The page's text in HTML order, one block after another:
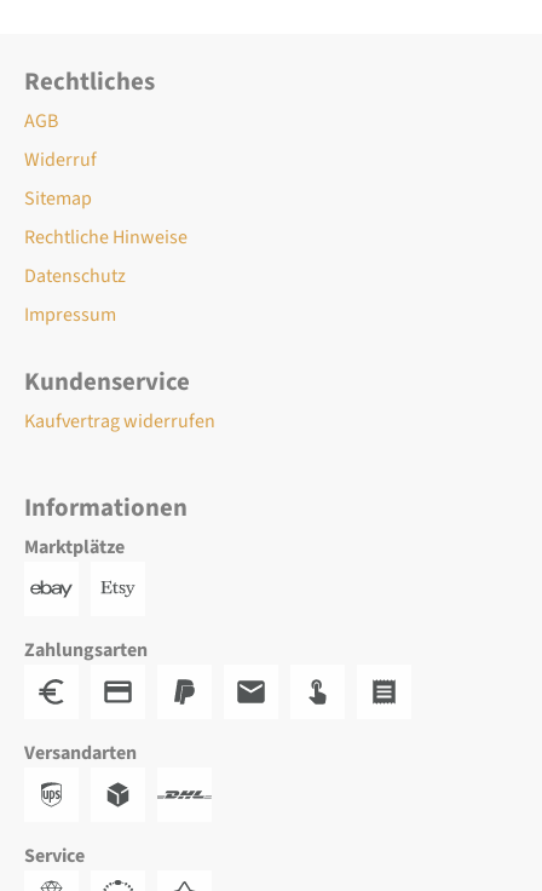
Rechtliches
AGB
Widerruf
Sitemap
Rechtliche Hinweise
Datenschutz
Impressum
Kundenservice
Kaufvertrag widerrufen
Informationen
Marktplätze
Zahlungsarten
Versandarten
Service